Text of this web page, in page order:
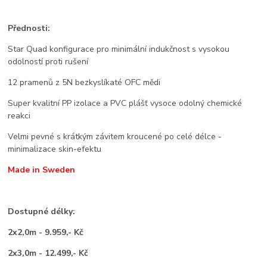
Přednosti:
Star Quad konfigurace pro minimální indukčnost s vysokou
odolností proti rušení
12 pramenů z 5N bezkyslíkaté OFC mědi
Super kvalitní PP izolace a PVC plášť vysoce odolný chemické
reakci
Velmi pevné s krátkým závitem kroucené po celé délce -
minimalizace skin-efektu
Made in Sweden
Dostupné délky:
2x2,0m - 9.959,- Kč
2x3,0m - 12.499,- Kč